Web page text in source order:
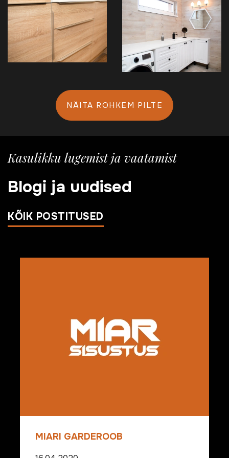
NÄITA ROHKEM PILTE
Kasulikku lugemist ja vaatamist
Blogi ja uudised
KÕIK POSTITUSED
MIARI GARDEROOB